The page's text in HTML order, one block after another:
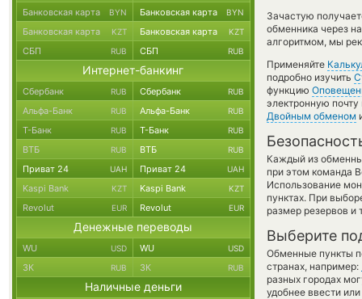
Зачастую
обменника через
алгоритмом, мы
Применяйте
подробно изучить
функцию
электронную
Двойным обменом
Каждый из
при этом команда
Использование
пунктах. При
размер резервов и
Выберите
Обменные пункты
странах, например:
разных городах
удобнее ввести
Банковская карта BYN Банковская карта BYN
Банковская карта KZT Банковская карта KZT
СБП RUB СБП RUB
Интернет-банкинг
Сбербанк RUB Сбербанк RUB
Альфа-Банк RUB Альфа-Банк RUB
Т-Банк RUB Т-Банк RUB
ВТБ RUB ВТБ RUB
Приват 24 UAH Приват 24 UAH
Kaspi Bank KZT Kaspi Bank KZT
Revolut EUR Revolut EUR
Денежные переводы
WU USD WU USD
ЗК RUB ЗК RUB
Наличные деньги